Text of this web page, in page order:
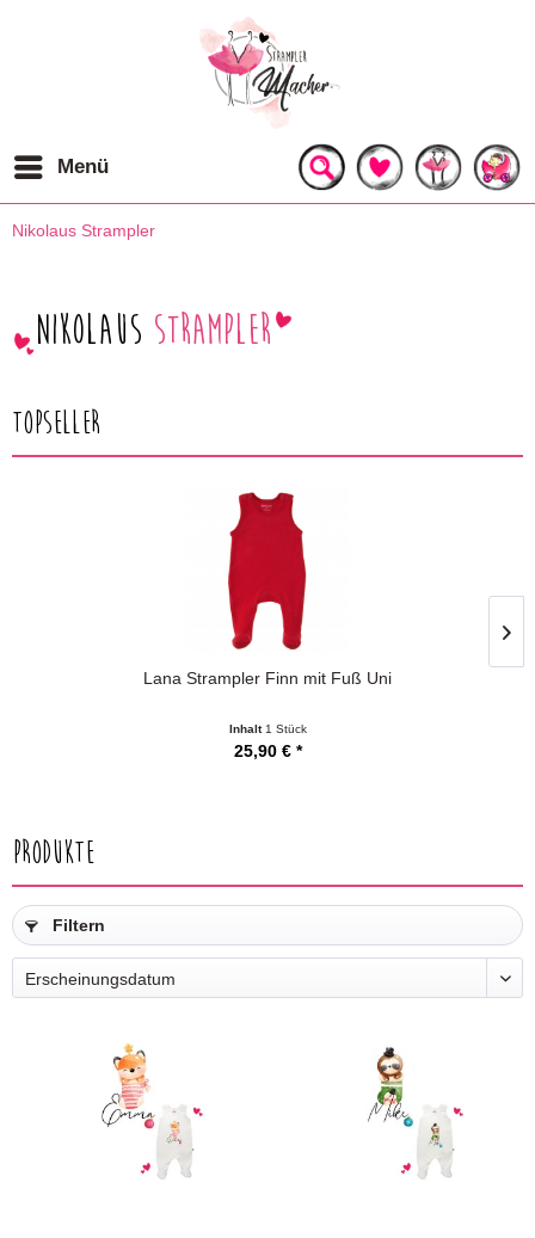
Menü
Nikolaus Strampler
Nikolaus Strampler
Topseller
Lana Strampler Finn mit Fuß Uni
Inhalt 1 Stück
25,90 € *
Produkte
Filtern